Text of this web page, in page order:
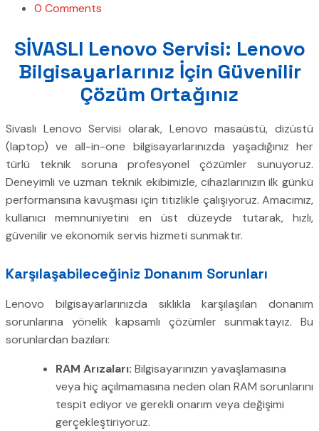
0 Comments
SİVASLI Lenovo Servisi: Lenovo
Bilgisayarlarınız İçin Güvenilir
Çözüm Ortağınız
Sivaslı Lenovo Servisi olarak, Lenovo masaüstü, dizüstü
(laptop) ve all-in-one bilgisayarlarınızda yaşadığınız her
türlü teknik soruna profesyonel çözümler sunuyoruz.
Deneyimli ve uzman teknik ekibimizle, cihazlarınızın ilk günkü
performansına kavuşması için titizlikle çalışıyoruz. Amacımız,
kullanıcı memnuniyetini en üst düzeyde tutarak, hızlı,
güvenilir ve ekonomik servis hizmeti sunmaktır.
Karşılaşabileceğiniz Donanım Sorunları
Lenovo bilgisayarlarınızda sıklıkla karşılaşılan donanım
sorunlarına yönelik kapsamlı çözümler sunmaktayız. Bu
sorunlardan bazıları:
RAM Arızaları: Bilgisayarınızın yavaşlamasına
veya hiç açılmamasına neden olan RAM sorunlarını
tespit ediyor ve gerekli onarım veya değişimi
gerçekleştiriyoruz.